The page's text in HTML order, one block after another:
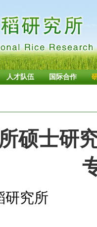
人才队伍 国际合作
硕士研
研究所